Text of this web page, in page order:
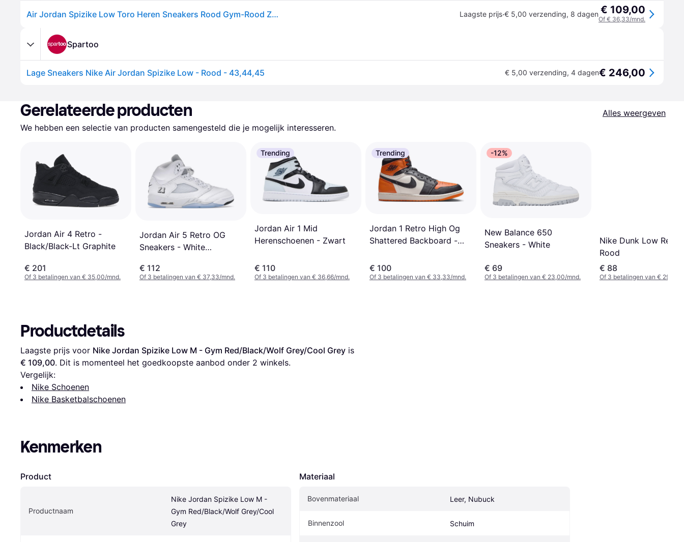
Air Jordan Spizike Low Toro Heren Sneakers Rood Gym-Rood Zwart FQ1759-600 42 Laagste prijs·€ 5,00 verzending, 8 dagen € 109,00
Of € 36,33/mnd.
Spartoo
Lage Sneakers Nike Air Jordan Spizike Low - Rood - 43,44,45 € 5,00 verzending, 4 dagen€ 246,00
Gerelateerde producten
Alles weergeven
We hebben een selectie van producten samengesteld die je mogelijk interesseren.
Jordan Air 4 Retro -
Black/Black-Lt Graphite
€ 201
Of 3 betalingen van € 35,00/mnd.
Jordan Air 5 Retro OG
Sneakers - White
€ 112
Of 3 betalingen van € 37,33/mnd.
Trending
Jordan Air 1 Mid
Herenschoenen - Zwart
€ 110
Of 3 betalingen van € 36,66/mnd.
Trending
Jordan 1 Retro High Og
Shattered Backboard -
€ 100
Of 3 betalingen van € 33,33/mnd.
-12%
New Balance 650
Sneakers - White
€ 69
Of 3 betalingen van € 23,00/mnd.
Nike Dunk Low Retro
Rood
€ 88
Of 3 betalingen van € 29,33/
Productdetails
Laagste prijs voor Nike Jordan Spizike Low M - Gym Red/Black/Wolf Grey/Cool Grey
€ 109,00. Dit is momenteel het goedkoopste aanbod onder 2 winkels.
Vergelijk:
Nike Schoenen
Nike Basketbalschoenen
Kenmerken
Product
Productnaam
Nike Jordan Spizike Low M -
Gym Red/Black/Wolf Grey/Cool
Grey
Materiaal
Bovenmateriaal Leer, Nubuck
Binnenzool Schuim